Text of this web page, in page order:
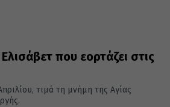
που εορτάζει στις
τιμά τη μνήμη της Αγίας